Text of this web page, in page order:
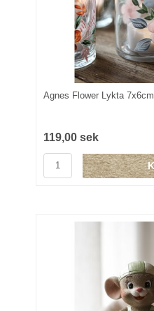
Agnes Flower Lykta 7x6cm
119,00 sek